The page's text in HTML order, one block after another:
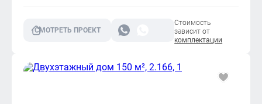
СМОТРЕТЬ ПРОЕКТ
Стоимость
зависит от
комплектации